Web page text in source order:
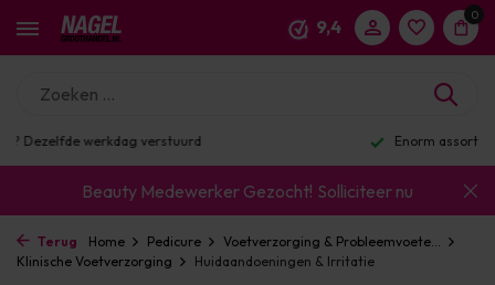
9,4
0
Enorm assortiment & alle bekende merken
Beauty Medewerker Gezocht! Solliciteer nu
Terug Home Pedicure
Voetverzorging & Probleemvoete...
Klinische Voetverzorging
Huidaandoeningen & Irritatie